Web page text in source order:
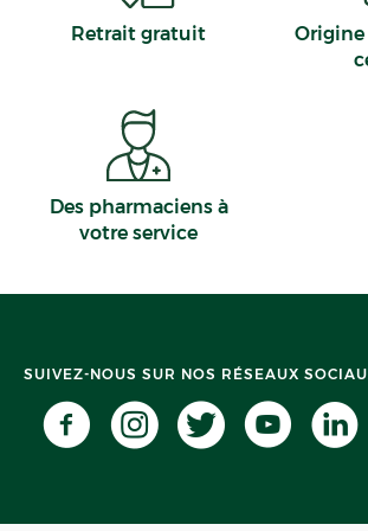
Hallennes-lez-Haubourdin
Chilly-Mazarin
Retrait gratuit
Des pharmaciens à
votre service
SUIVEZ-NOUS SUR NOS RÉSEAUX